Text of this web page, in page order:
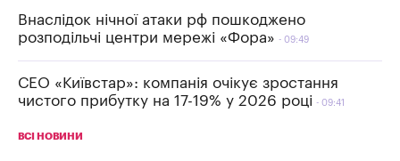
Внаслідок нічної атаки рф пошкоджено
розподільчі центри мережі «Фора»
09:49
СЕО «Київстар»: компанія очікує зростання
чистого прибутку на 17-19% у 2026 році
09:41
ВСІ НОВИНИ